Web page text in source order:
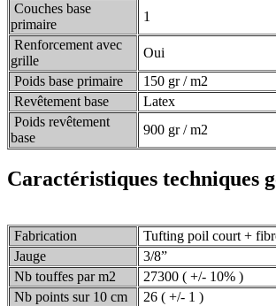
Couches base
primaire
1
Renforcement avec
grille
Oui
Poids base primaire
150 gr / m2
Revêtement base
Latex
Poids revêtement
base
900 gr / m2
Caractéristiques techniques
Fabrication
Tufting poil court +
Jauge
3/8”
Nb touffes par m2
27300 ( +/- 10% )
Nb points sur 10 cm
26 ( +/- 1 )